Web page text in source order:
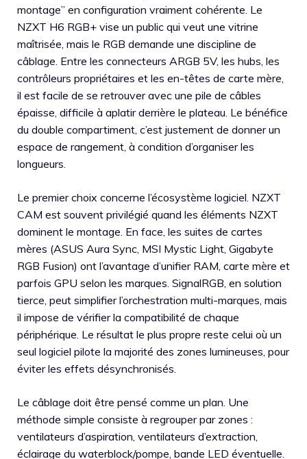
montage” en configuration vraiment cohérente. Le
NZXT H6 RGB+ vise un public qui veut une vitrine
maîtrisée, mais le RGB demande une discipline de
câblage. Entre les connecteurs ARGB 5V, les hubs, les
contrôleurs propriétaires et les en-têtes de carte mère,
il est facile de se retrouver avec une pile de câbles
épaisse, difficile à aplatir derrière le plateau. Le bénéfice
du double compartiment, c’est justement de donner un
espace de rangement, à condition d’organiser les
longueurs.
Le premier choix concerne l’écosystème logiciel. NZXT
CAM est souvent privilégié quand les éléments NZXT
dominent le montage. En face, les suites de cartes
mères (ASUS Aura Sync, MSI Mystic Light, Gigabyte
RGB Fusion) ont l’avantage d’unifier RAM, carte mère et
parfois GPU selon les marques. SignalRGB, en solution
tierce, peut simplifier l’orchestration multi-marques, mais
il impose de vérifier la compatibilité de chaque
périphérique. Le résultat le plus propre reste celui où un
seul logiciel pilote la majorité des zones lumineuses, pour
éviter les effets désynchronisés.
Le câblage doit être pensé comme un plan. Une
méthode simple consiste à regrouper par zones :
ventilateurs d’aspiration, ventilateurs d’extraction,
éclairage du waterblock/pompe, bande LED éventuelle.